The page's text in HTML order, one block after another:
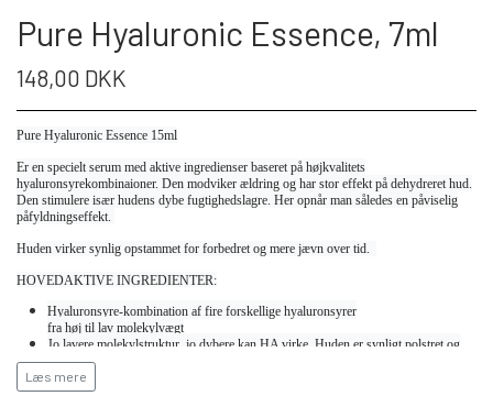
Pure Hyaluronic Essence, 7ml
148,00 DKK
Pure Hyaluronic Essence 15ml
Er en specielt serum med aktive ingredienser baseret på højkvalitets
hyaluronsyrekombinaioner. Den modviker ældring og har stor effekt på dehydreret hud.
Den stimulere især hudens dybe fugtighedslagre. Her opnår man således en påviselig
påfyldningseffekt.
Huden virker synlig opstammet for forbedret og mere jævn over tid.
HOVEDAKTIVE INGREDIENTER:
Hyaluronsyre-kombination af fire forskellige hyaluronsyrer
fra høj til lav molekylvægt
Jo lavere molekylstruktur, jo dybere kan HA virke. Huden er synligt polstret og
strammes varigt
Læs mere